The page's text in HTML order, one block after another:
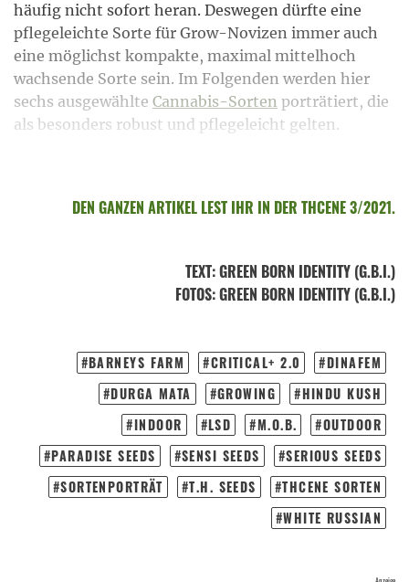
häufig nicht sofort heran. Deswegen dürfte eine
pflegeleichte Sorte für Grow-Novizen immer auch
eine möglichst kompakte, maximal mittelhoch
wachsende Sorte sein. Im Folgenden werden hier
sechs ausgewählte Cannabis-Sorten porträtiert, die
als besonders robust und pflegeleicht gelten.
DEN GANZEN ARTIKEL LEST IHR IN DER THCENE 3/2021.
TEXT:GREEN BORN IDENTITY (G.B.I.)
FOTOS: GREEN BORN IDENTITY (G.B.I.)
BARNEYS FARM CRITICAL+ 2.0
DINAFEM
DURGA MATA
GROWING
HINDU KUSH
INDOOR
LSD M.O.B.
OUTDOOR
PARADISE SEEDS
SENSI SEEDS
SERIOUS SEEDS
SORTENPORTRÄT
T.H. SEEDS
THCENE SORTEN
WHITE RUSSIAN